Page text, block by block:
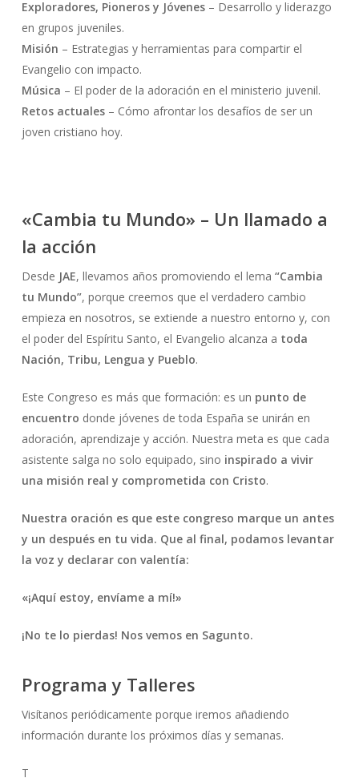
Exploradores, Pioneros y Jóvenes– Desarrollo y liderazgo
en grupos juveniles.
Misión – Estrategias y herramientas para compartir el
Evangelio con impacto.
Música – El poder de la adoración en el ministerio juvenil.
Retos actuales– Cómo afrontar los desafíos de ser un
joven cristiano hoy.
«Cambia tu Mundo» – Un llamado a
la acción
Desde JAE, llevamos años promoviendo el lema “Cambia
tu Mundo”, porque creemos que el verdadero cambio
empieza en nosotros, se extiende a nuestro entorno y, con
el poder del Espíritu Santo, el Evangelio alcanza a toda
Nación, Tribu, Lengua y Pueblo.
Este Congreso es más que formación: es un punto de
encuentro donde jóvenes de toda España se unirán en
adoración, aprendizaje y acción. Nuestra meta es que cada
asistente salga no solo equipado, sino inspirado a vivir
una misión real y comprometida con Cristo.
Nuestra oración es que este congreso marque un antes
y un después en tu vida. Que al final, podamos levantar
la voz y declarar con valentía:
«¡Aquí estoy, envíame a mí!»
¡No te lo pierdas! Nos vemos en Sagunto.
Programa y Talleres
Visítanos periódicamente porque iremos añadiendo
información durante los próximos días y semanas.
T